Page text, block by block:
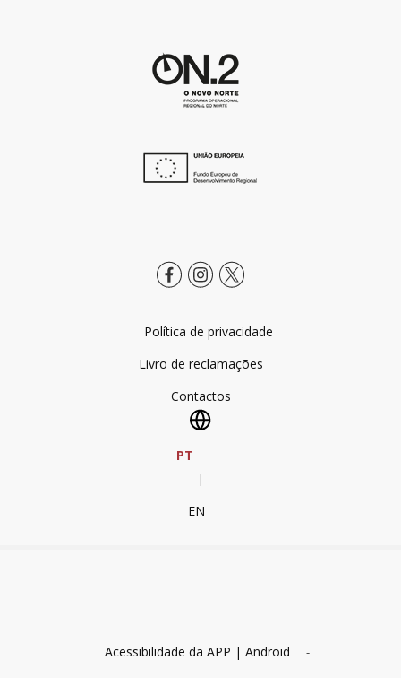
Política de privacidade
Livro de reclamações
Contactos
PT
|
EN
Acessibilidade da APP | Android -